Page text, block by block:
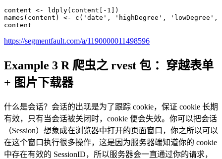
content <- ldply(content[-1])
names(content) <- c('date', 'highDegree',
https://segmentfault.com/a/1190000011498596
Example 3 R 爬虫之 rvest 包 ：穿越表单
+ 图片下载器
什么是会话？会话的出现是为了跟踪 cookie，保证 cookie 长期
有效，只有当会话被关闭时，cookie 便会失效。你可以把会话
（Session）想象成在浏览器中打开的页面窗口，你之所以可以
在这个窗口执行很多操作，这是因为服务器端知道你的 cookie
中存在有效的 SessionID，所以服务器会一直通过你的请求，